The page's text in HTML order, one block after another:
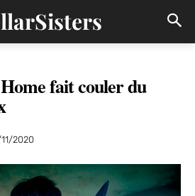
fait couler du
11/2020